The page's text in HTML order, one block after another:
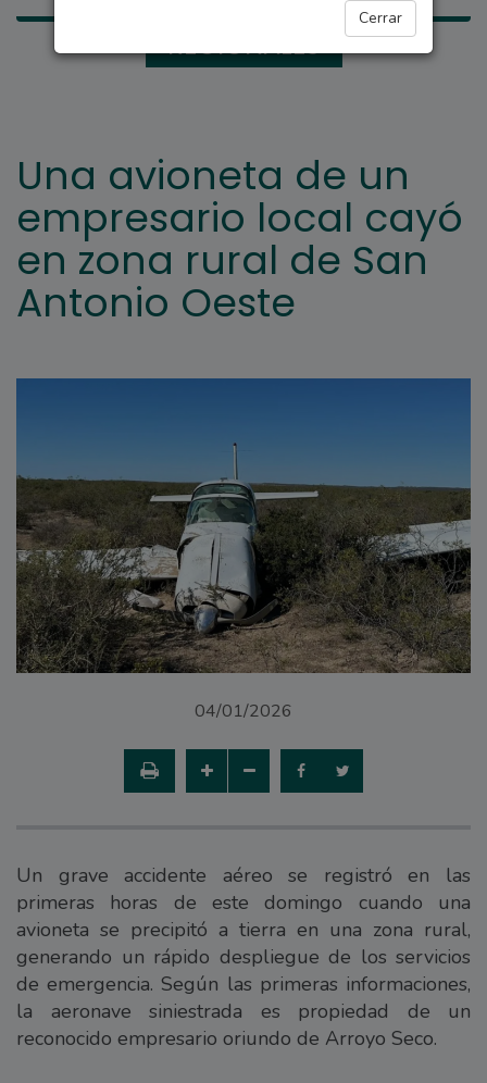
Cerrar
REGIONALES
Una avioneta de un
empresario local cayó
en zona rural de San
Antonio Oeste
04/01/2026
Un grave accidente aéreo se registró en las
primeras horas de este domingo cuando una
avioneta se precipitó a tierra en una zona rural,
generando un rápido despliegue de los servicios
de emergencia. Según las primeras informaciones,
la aeronave siniestrada es propiedad de un
reconocido empresario oriundo de Arroyo Seco.